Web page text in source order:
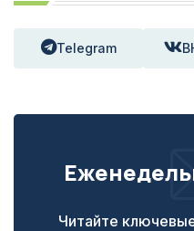
Telegram
Читайте